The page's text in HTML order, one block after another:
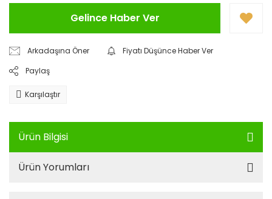
Gelince Haber Ver
Arkadaşına Öner
Fiyatı Düşünce Haber Ver
Paylaş
Karşılaştır
Ürün Bilgisi
Ürün Yorumları